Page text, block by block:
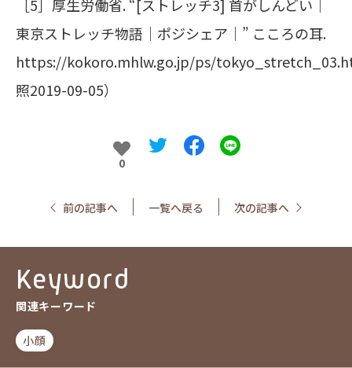
［5］厚生労働省. “[ストレッチ3] 首がしんどい｜
東京ストレッチ物語｜ポジシェア｜” こころの耳.
https://kokoro.mhlw.go.jp/ps/
照2019-09-05）
0
前の記事へ 一覧へ戻る 次の記事へ
Keyword
関連キーワード
小顔